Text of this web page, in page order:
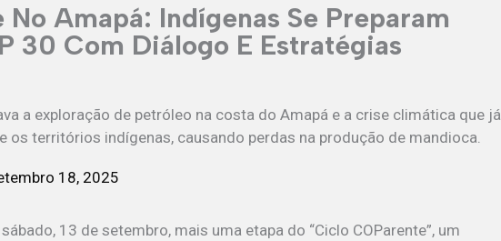
No Amapá: Indígenas Se Preparam
30 Com Diálogo E Estratégias
a exploração de petróleo na costa do Amapá e a crise climática que já
os territórios indígenas, causando perdas na produção de mandioca.
18, 2025
13 de setembro, mais uma etapa do “Ciclo COParente”, um